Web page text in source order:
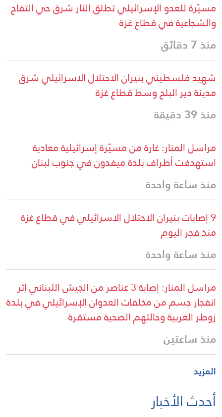
مسيّرة للعدو الإسرائيلي تطلق النار شرق حي التفاح
والشجاعية في قطاع غزة
منذ 7 دقائق
شهيد فلسطيني بنيران الاحتلال الاسرائيلي شرق
مدينة دير البلح وسط قطاع غزة
منذ 39 دقيقة
مراسل المنار: غارة من مسيّرة إسرائيلية معادية
استهدفت أطراف بلدة ميفدون في جنوب لبنان
منذ ساعة واحدة
9 إصابات بنيران الاحتلال الاسرائيلي في قطاع غزة
منذ فجر اليوم
منذ ساعة واحدة
مراسل المنار: إصابة 3 عناصر من الجيش اللبناني إثر
انفجار جسم من مخلفات العدوان الإسرائيلي في بلدة
زوطر الغربية وحالتهم الصحية مستقرة
منذ ساعتين
المزيد
أحدث الأخبار